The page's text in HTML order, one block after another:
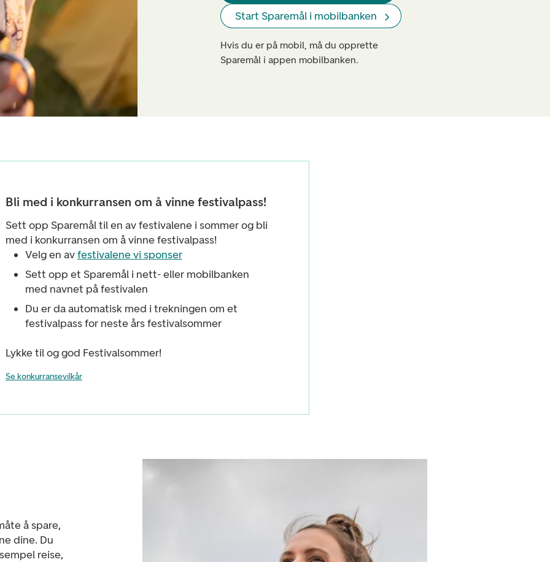
Start Sparemål i mobilbanken
Hvis du er på mobil, må du opprette
Sparemål i appen mobilbanken.
Bli med i konkurransen om å vinne festivalpass!
Sett opp Sparemål til en av festivalene i sommerog bli
med i konkurransen om å vinne festivalpass!
Velg en avfestivalene vi sponser
Sett opp et Sparemål i nett- eller mobilbanken
med navnet på festivalen
Du er da automatisk med i trekningen om et
festivalpass for neste års festivalsommer
Lykke til og god Festivalsommer!
Se konkurransevilkår
å spare,
dine. Du
reise,